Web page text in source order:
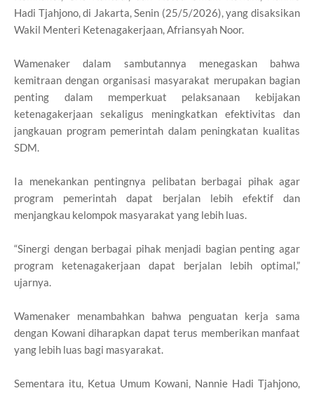
Hadi Tjahjono, di Jakarta, Senin (25/5/2026), yang disaksikan
Wakil Menteri Ketenagakerjaan, Afriansyah Noor.
Wamenaker dalam sambutannya menegaskan bahwa
kemitraan dengan organisasi masyarakat merupakan bagian
penting dalam memperkuat pelaksanaan kebijakan
ketenagakerjaan sekaligus meningkatkan efektivitas dan
jangkauan program pemerintah dalam peningkatan kualitas
SDM.
Ia menekankan pentingnya pelibatan berbagai pihak agar
program pemerintah dapat berjalan lebih efektif dan
menjangkau kelompok masyarakat yang lebih luas.
“Sinergi dengan berbagai pihak menjadi bagian penting agar
program ketenagakerjaan dapat berjalan lebih optimal,”
ujarnya.
Wamenaker menambahkan bahwa penguatan kerja sama
dengan Kowani diharapkan dapat terus memberikan manfaat
yang lebih luas bagi masyarakat.
Sementara itu, Ketua Umum Kowani, Nannie Hadi Tjahjono,